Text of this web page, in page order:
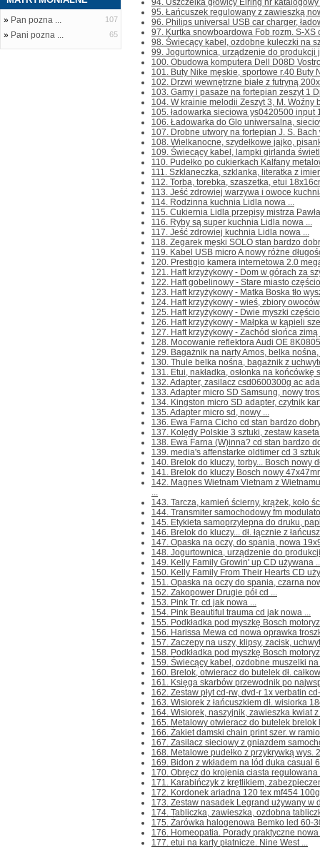
» Pan pozna ... 107
» Pani pozna ... 65
94. Uszczelka głowicy Elring nr
95. Łańcuszek regulowany z zawieszką
96. Philips universal USB car charger,
97. Kurtka snowboardowa Fob rozm. S-XS
98. Świecący kabel, ozdobne kuleczki na
99. Jogurtownica, urządzenie do produkcji
100. Obudowa komputera Dell D08D
101. Buty Nike męskie, sportowe r.40 Buty
102. Drzwi wewnętrzne białe z futryną
103. Gamy i pasaże na fortepian zeszyt 1
104. W krainie melodii Zeszyt 3, M. Woźny
105. ładowarka sieciowa ys0420500 input
106. Ładowarka do Glo uniwersalna,
107. Drobne utwory na fortepian J. S. Bach
108. Wielkanocne, szydełkowe jajko,
109. Świecący kabel, lampki girlanda
110. Pudełko po cukierkach Kalfany
111. Szklaneczka, szklanka, literatka z
112. Torba, torebka, szaszetka, etui
113. Jeść zdrowiej warzywa i owoce
114. Rodzinna kuchnia Lidla nowa ...
115. Cukiernia Lidla przepisy mistrza
116. Ryby są super kuchnia Lidla nowa ...
117. Jeść zdrowiej kuchnia Lidla nowa ...
118. Zegarek męski SOLO stan bardzo
119. Kabel USB micro A nowy różne
120. Prestigio kamera internetowa 2.0
121. Haft krzyżykowy - Dom w górach za
122. Haft gobelinowy - Stare miasto
123. Haft krzyżykowy - Matka Boska tło
124. Haft krzyżykowy - wieś, zbiory
125. Haft krzyżykowy - Dwie myszki
126. Haft krzyżykowy - Małpka w kąpieli
127. Haft krzyżykowy - Zachód słońca
128. Mocowanie reflektora Audi OE
129. Bagażnik na narty Amos, belka
130. Thule belka nośna, bagażnik z
131. Etui, nakładka, osłonka na końcówkę
132. Adapter, zasilacz csd0600300g ac
133. Adapter micro SD Samsung, nowy
134. Kingston micro SD adapter, czytnik
135. Adapter micro sd, nowy ...
136. Ewa Farna Cicho cd stan bardzo
137. Kolędy Polskie 3 sztuki, zestaw
138. Ewa Farna (W)inna? cd stan bardzo
139. media's affenstarke oldtimer cd 3
140. Brelok do kluczy, torby... Bosch nowy
141. Brelok do kluczy Bosch nowy
142. Magnes Wietnam Vietnam z
...
143. Tarcza, kamień ścierny, krążek, koło
144. Transmiter samochodowy fm
145. Etykieta samoprzylepna do druku,
146. Brelok do kluczy... dł. łącznie z
147. Opaska na oczy, do spania, nowa
148. Jogurtownica, urządzenie do
149. Kelly Family Growin' up CD używana
150. Kelly Family From Their Hearts CD
151. Opaska na oczy do spania, czarna
152. Zakopower Drugie pół cd ...
153. Pink Tr. cd jak nowa ...
154. Pink Beautiful trauma cd jak nowa ...
155. Podkładka pod myszkę Bosch
156. Harissa Mewa cd nowa oprawka
157. Zaczepy na uszy, klipsy, zacisk,
158. Podkładka pod myszkę Bosch
159. Świecący kabel, ozdobne muszelki
160. Brelok, otwieracz do butelek dł.
161. Księga skarbów przewodnik po
162. Zestaw płyt cd-rw, dvd-r 1x verbatin
163. Wisiorek z łańcuszkiem dł. wisiorka
164. Wisiorek, naszyjnik, zawieszka kwiat
165. Metalowy otwieracz do butelek brelok
166. Żakiet damski chain print szer. w
167. Zasilacz sieciowy z gniazdem
168. Metalowe pudełko z przykrywką wys.
169. Bidon z wkładem na lód duka casual
170. Obręcz do krojenia ciasta regulowana
171. Karabińczyk z krętlikiem,
172. Kordonek ariadna 120 tex mf454
173. Zestaw nasadek Legrand używany w
174. Tabliczka, zawieszka, ozdobna
175. Żarówka halogenowa Bemko led 60-
176. Homeopatia. Porady praktyczne nowa
177. etui na karty płatnicze. Nine West ...